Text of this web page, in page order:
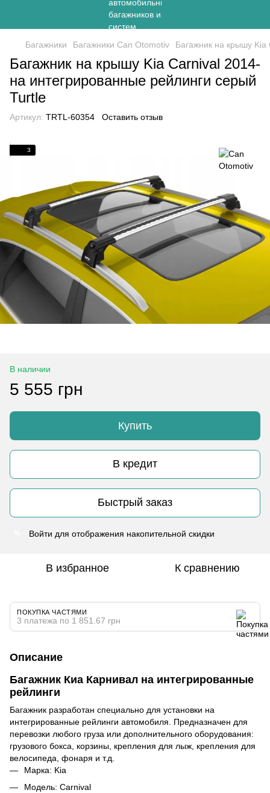
Багажники Багажники Can Otomotiv Багажник на крышу Kia
Багажник на крышу Kia Carnival 2014-
на интегрированные рейлинги серый
Turtle
Артикул: TRTL-60354 Оставить отзыв
3
В наличии
5 555 грн
Купить
В кредит
Быстрый заказ
Войти для отображения накопительной скидки
В избранное К сравнению
ПОКУПКА ЧАСТЯМИ
3 платежа по 1 851.67 грн
Описание
Багажник Киа Карнивал на интегрированные
рейлинги
Багажник разработан специально для установки на
интегрированные рейлинги автомобиля. Предназначен для
перевозки любого груза или дополнительного оборудования:
грузового бокса, корзины, крепления для лыж, крепления для
велосипеда, фонаря и т.д.
Марка: Kia
Модель: Carnival